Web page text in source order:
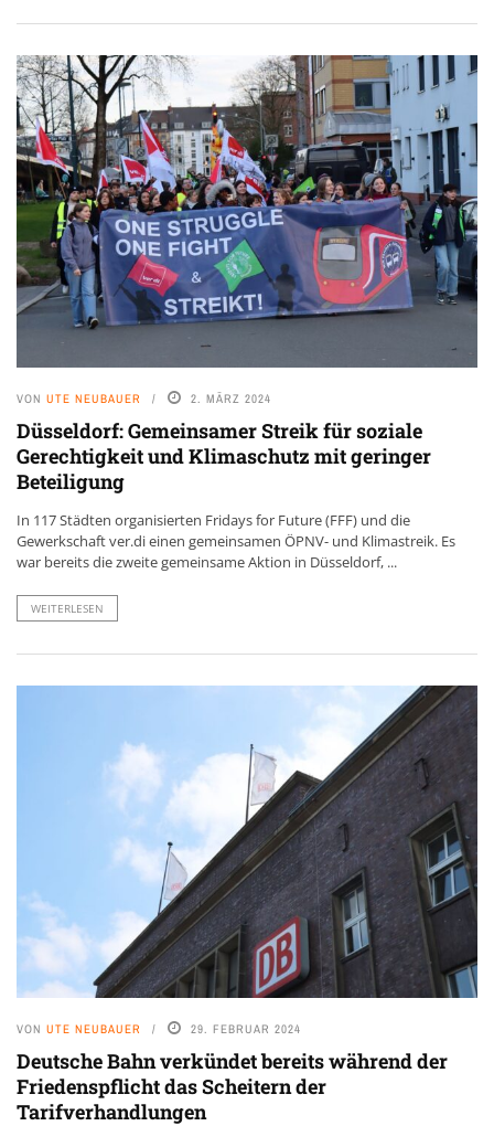
VON UTE NEUBAUER 2. MÄRZ 2024
Düsseldorf: Gemeinsamer Streik für soziale
Gerechtigkeit und Klimaschutz mit geringer
Beteiligung
In 117 Städten organisierten Fridays for Future (FFF) und die
Gewerkschaft ver.di einen gemeinsamen ÖPNV- und Klimastreik. Es
war bereits die zweite gemeinsame Aktion in Düsseldorf, ...
WEITERLESEN
VON UTE NEUBAUER 29. FEBRUAR 2024
Deutsche Bahn verkündet bereits während der
Friedenspflicht das Scheitern der
Tarifverhandlungen